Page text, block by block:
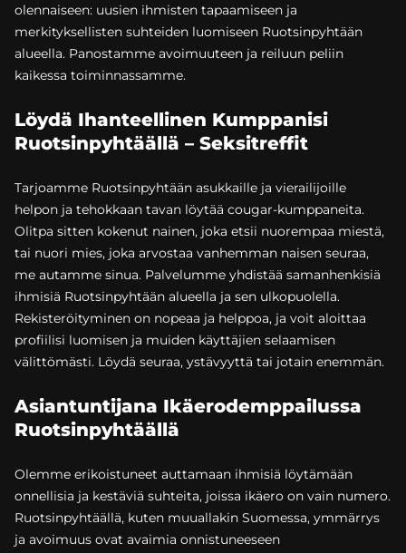
olennaiseen: uusien ihmisten tapaamiseen ja
merkityksellisten suhteiden luomiseen Ruotsinpyhtään
alueella. Panostamme avoimuuteen ja reiluun peliin
kaikessa toiminnassamme.
Löydä Ihanteellinen Kumppanisi
Ruotsinpyhtäällä – Seksitreffit
Tarjoamme Ruotsinpyhtään asukkaille ja vierailijoille
helpon ja tehokkaan tavan löytää cougar-kumppaneita.
Olitpa sitten kokenut nainen, joka etsii nuorempaa miestä,
tai nuori mies, joka arvostaa vanhemman naisen seuraa,
me autamme sinua. Palvelumme yhdistää samanhenkisiä
ihmisiä Ruotsinpyhtään alueella ja sen ulkopuolella.
Rekisteröityminen on nopeaa ja helppoa, ja voit aloittaa
profiilisi luomisen ja muiden käyttäjien selaamisen
välittömästi. Löydä seuraa, ystävyyttä tai jotain enemmän.
Asiantuntijana Ikäerodemppailussa
Ruotsinpyhtäällä
Olemme erikoistuneet auttamaan ihmisiä löytämään
onnellisia ja kestäviä suhteita, joissa ikäero on vain numero.
Ruotsinpyhtäällä, kuten muuallakin Suomessa, ymmärrys
ja avoimuus ovat avaimia onnistuneeseen